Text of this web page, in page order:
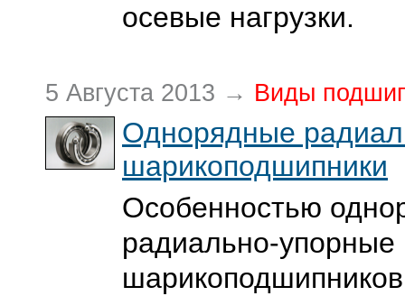
осевые нагрузки.
5 Августа 2013 → Виды
Однорядные
шарикоподшипники
Особенностью
радиально-упорные